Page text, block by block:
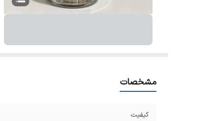
مشخصات
کیفیت